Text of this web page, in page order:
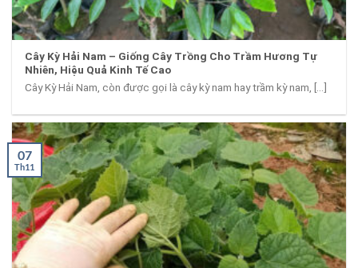
Cây Kỳ Hải Nam – Giống Cây Trồng Cho Trầm Hương Tự
Nhiên, Hiệu Quả Kinh Tế Cao
Cây Kỳ Hải Nam, còn được gọi là cây kỳ nam hay trầm kỳ nam, [...]
07
Th11